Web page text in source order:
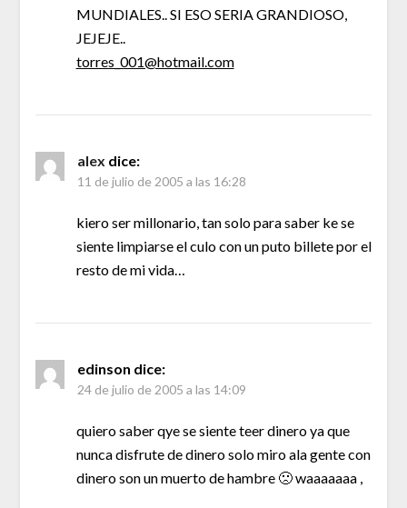
MUNDIALES.. SI ESO SERIA GRANDIOSO,
JEJEJE..
torres_001@hotmail.com
alex dice:
11 de julio de 2005 a las 16:28
kiero ser millonario, tan solo para saber ke se
siente limpiarse el culo con un puto billete por el
resto de mi vida…
edinson dice:
24 de julio de 2005 a las 14:09
quiero saber qye se siente teer dinero ya que
nunca disfrute de dinero solo miro ala gente con
dinero son un muerto de hambre 🙁 waaaaaaa ,